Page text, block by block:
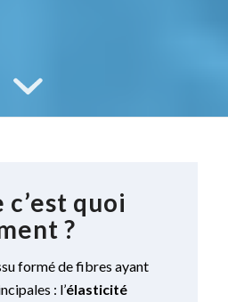
c’est quoi
?
formé de fibres ayant
: l’élasticité